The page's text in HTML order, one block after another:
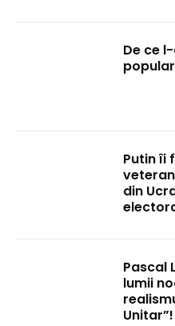
De ce
Putin îi
din
Pascal
lumii
Unitar”!